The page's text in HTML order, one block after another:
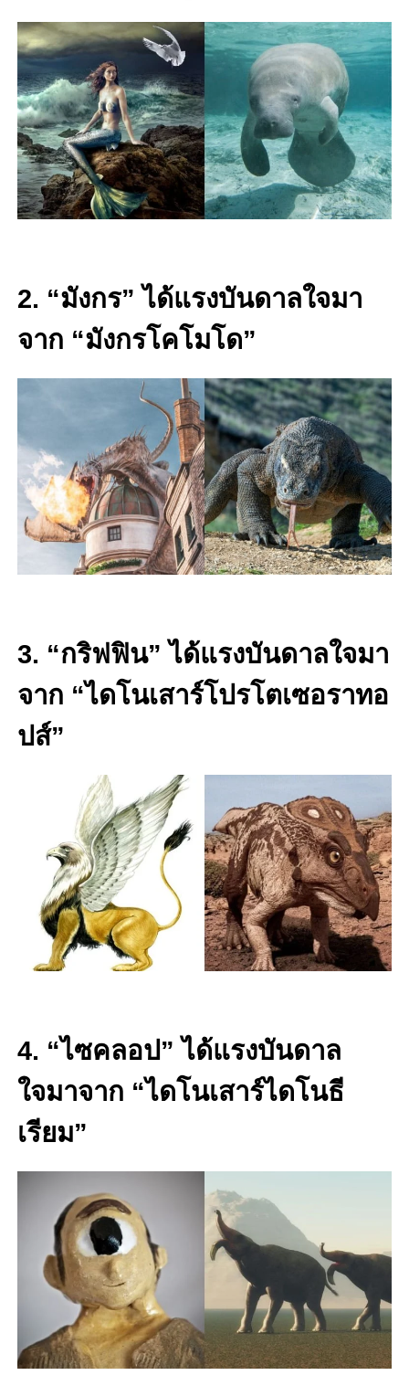
2. “มังกร” ได้แรงบันดาลใจมา
จาก “มังกรโคโมโด”
3. “กริฟฟิน” ได้แรงบันดาลใจมา
จาก “ไดโนเสาร์โปรโตเซอราทอ
ปส์”
4. “ไซคลอป” ได้แรงบันดาล
ใจมาจาก “ไดโนเสาร์ไดโนธี
เรียม”